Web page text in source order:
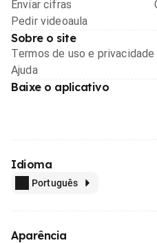
Enviar cifras
Pedir videoaula
Sobre o site
Termos de uso e privacidade
Ajuda
Baixe o aplicativo
Idioma
Português
Aparência